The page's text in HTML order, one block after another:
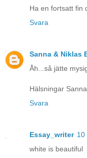
Ha en fortsatt fin
Svara
Sanna & Niklas
Åh...så jätte
Hälsningar Sanna
Svara
Essay_writer 10
white is beautiful